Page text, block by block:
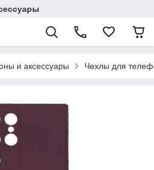
и аксессуары Чехлы для